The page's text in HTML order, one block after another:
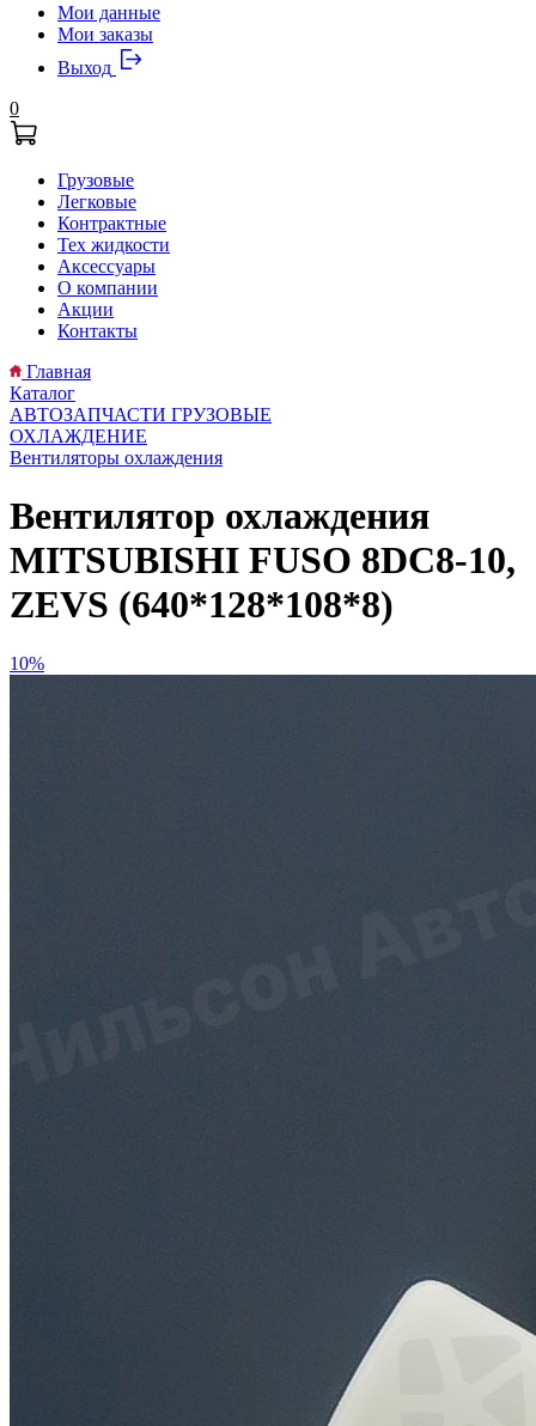
Мои данные
Мои заказы
Выход
0
Грузовые
Легковые
Контрактные
Тех жидкости
Аксессуары
О компании
Акции
Контакты
Главная
Каталог
АВТОЗАПЧАСТИ ГРУЗОВЫЕ
ОХЛАЖДЕНИЕ
Вентиляторы охлаждения
Вентилятор охлаждения
MITSUBISHI FUSO 8DC8-10,
ZEVS (640*128*108*8)
10%